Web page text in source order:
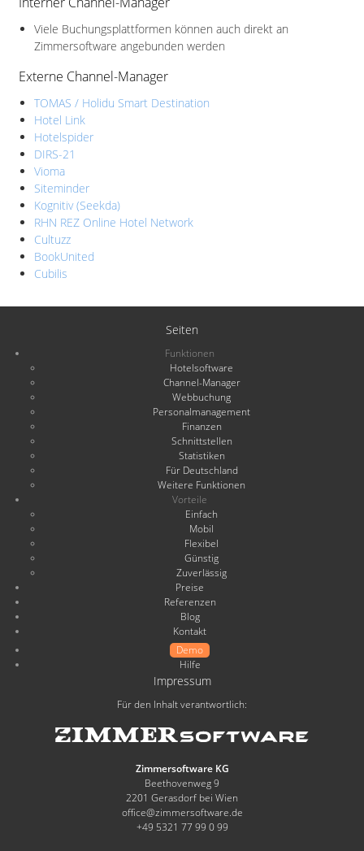
Viele Buchungsplattformen können auch direkt an
Zimmersoftware angebunden werden
Externe Channel-Manager
TOMAS / Holidu Smart Destination
Hotel Link
Hotelspider
DIRS-21
Vioma
Siteminder
Kognitiv (Seekda)
RHN REZ Online Hotel Network
Cultuzz
BookUnited
Cubilis
Seiten
Funktionen
Hotelsoftware
Channel-Manager
Webbuchung
Personalmanagement
Finanzen
Schnittstellen
Statistiken
Für Deutschland
Weitere Funktionen
Vorteile
Einfach
Mobil
Flexibel
Günstig
Zuverlässig
Preise
Referenzen
Blog
Kontakt
Demo
Hilfe
Impressum
Für den Inhalt verantwortlich:
Zimmersoftware KG
Beethovenweg 9
2201 Gerasdorf bei Wien
office@zimmersoftware.de
+49 5321 77 99 0 99